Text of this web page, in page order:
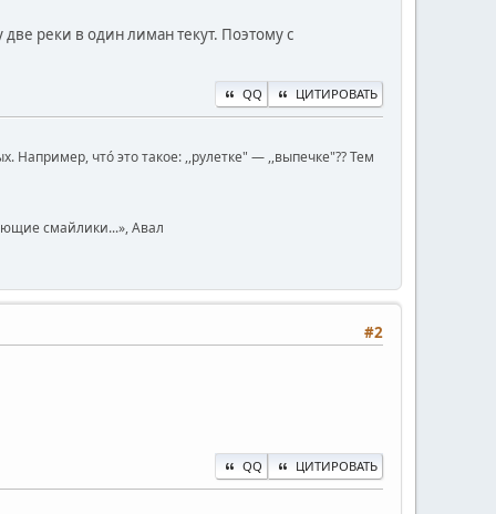
две реки в один лиман текут. Поэтому с
QQ ЦИТИРОВАТЬ
чтó это такое: ,,рулетке" — ,,выпечке"?? Тем
смайлики...», Авал
#2
QQ ЦИТИРОВАТЬ